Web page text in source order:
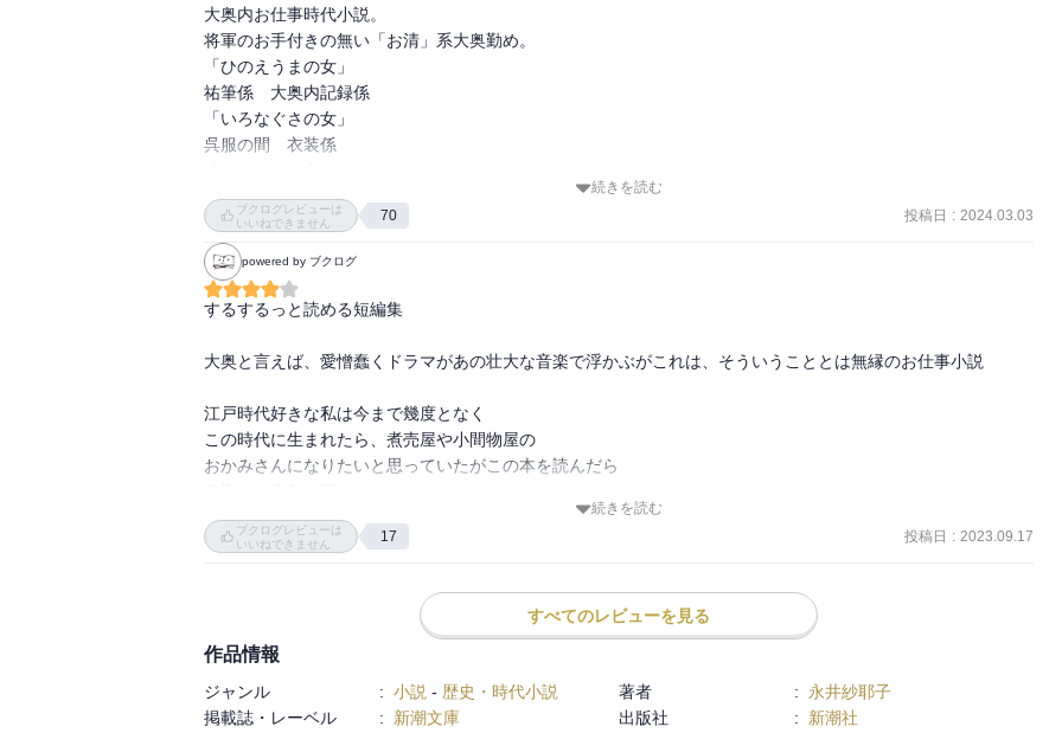
大奥内お仕事時代小説。
将軍のお手付きの無い「お清」系大奥勤め。
「ひのえうまの女」
祐筆係　大奥内記録係
「いろなぐさの女」
呉服の間　衣装係
御末　掃除、洗濯、水仕事の雑益
「つはものの女」
表使の後継者争い　外交係
「ちょぼくれの女」
御三の間　狂言を習う二人の女性　一人はくれないの女の夕顔のその後
御中居　台所係
華美で絢爛、将軍の寵愛をめぐる女の戦場ではなく、江戸の女性の職場としての大奥。
先日、皇居東御苑内の大奥跡地を見てきた。近くの天守台跡地から比べてもなかなかの広さ。
常時500人以上がお仕事していたらしい。
それぞれ上を目指す者あり、花嫁修行的な者あり、案外助け合っていたのかもしれない。
続きを読む
ブクログレビューは
いいねできません
70 投稿日 : 2024.03.03
powered by ブクログ
するするっと読める短編集
大奥と言えば、愛憎蠢くドラマがあの壮大な音楽で浮かぶがこれは、そういうこととは無縁のお仕事小説
江戸時代好きな私は今まで幾度となく
この時代に生まれたら、煮売屋や小間物屋の
おかみさんになりたいと思っていたがこの本を読んだら
いまさらながら、大奥とは女性が活躍でき笑って過ごせる職場なのだと知った
いつの時代も、女性はたくましく、考えたり委ねたりしながら笑って働いていることが素晴らしいんだと思えた
続きを読む
ブクログレビューは
いいねできません
17 投稿日 : 2023.09.17
すべてのレビューを見る
作品情報
ジャンル : 小説 - 歴史・時代小説 著者 :
永井紗耶子
掲載誌・レーベル
: 新潮文庫 出版社 :
新潮社